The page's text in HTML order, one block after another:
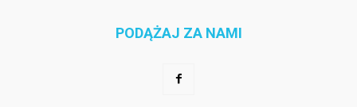
PODĄŻAJ ZA NAMI